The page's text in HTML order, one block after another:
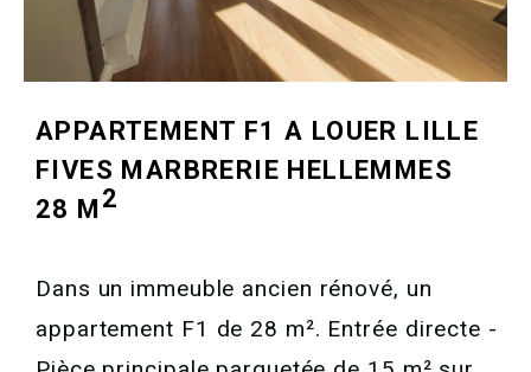
APPARTEMENT F1 A LOUER LILLE
FIVES MARBRERIE HELLEMMES
28 M2
Dans un immeuble ancien rénové, un
appartement F1 de 28 m². Entrée directe -